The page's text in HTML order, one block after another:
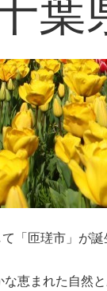
葉
「匝瑳市」が誕
恵まれた自然と